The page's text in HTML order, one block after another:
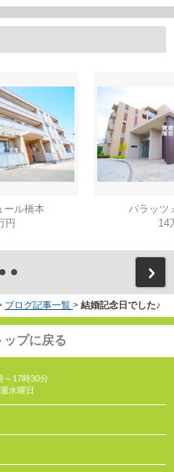
ール橋本
円
パラッ
14
ブログ記事一覧 > 結婚記念日でした♪
ップに戻る
～17時30分
水曜日